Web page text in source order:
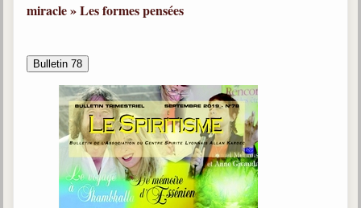
miracle »Les formes pensées
Bulletin 78